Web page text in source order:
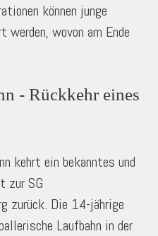
können junge
werden, wovon am Ende
- Rückkehr eines
kehrt ein bekanntes und
zur SG
zurück. Die 14-jährige
Laufbahn in der